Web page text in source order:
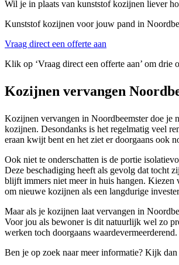
Wil je in plaats van kunststof kozijnen liever
Kunststof kozijnen voor jouw pand in
Vraag direct een offerte aan
Klik op ‘Vraag direct een offerte aan’ om
Kozijnen vervangen
Kozijnen vervangen in Noordbeemster doe je
kozijnen. Desondanks is het regelmatig veel
eraan kwijt bent en het ziet er doorgaans ook
Ook niet te onderschatten is de portie
Deze beschadiging heeft als gevolg dat tocht
blijft immers niet meer in huis hangen. Kiezen
om nieuwe kozijnen als een langdurige
Maar als je kozijnen laat vervangen in
Voor jou als bewoner is dit natuurlijk wel zo
werken toch doorgaans
Ben je op zoek naar meer informatie? Kijk